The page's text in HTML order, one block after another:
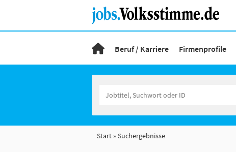
Beruf / Karriere Firmenprofile
Start Suchergebnisse